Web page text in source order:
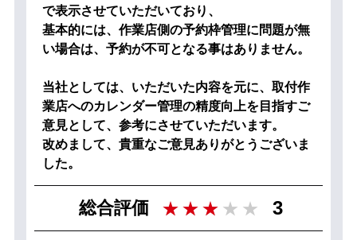
で表示させていただいており、
基本的には、作業店側の予約枠管理に問題が無
い場合は、予約が不可となる事はありません。
当社としては、いただいた内容を元に、取付作
業店へのカレンダー管理の精度向上を目指すご
意見として、参考にさせていただいます。
改めまして、貴重なご意見ありがとうございま
した。
総合評価 3